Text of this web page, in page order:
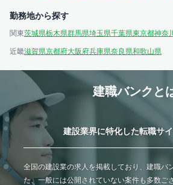
勤務地から探す
関東茨城県栃木県群馬県埼玉県千葉県東京都神奈
近畿滋賀県京都府大阪府兵庫県奈良県和歌山県
建職バンクと
建設業界に特化した転職サイ
全国の建設業の求人を掲載しており、建職バ
た、一般には公開されていない案件も多数ご